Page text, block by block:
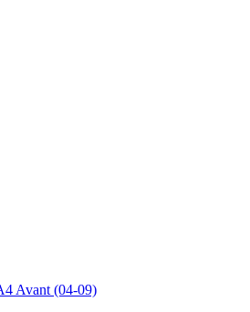
Avant (04-09)